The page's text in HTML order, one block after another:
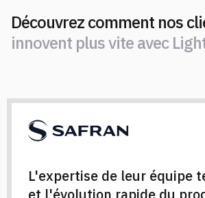
Découvrez comment nos
innovent plus vite avec
L'expertise de leur équipe
et l'évolution rapide du